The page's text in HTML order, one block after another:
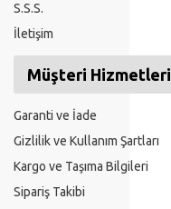
S.S.S.
İletişim
Müşteri Hizmetleri
Garanti ve İade
Gizlilik ve Kullanım Şartları
Kargo ve Taşıma Bilgileri
Sipariş Takibi